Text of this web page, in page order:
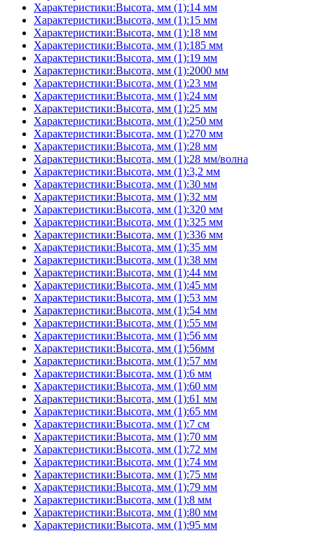
Характеристики:Высота, мм (1):14 мм
Характеристики:Высота, мм (1):15 мм
Характеристики:Высота, мм (1):18 мм
Характеристики:Высота, мм (1):185 мм
Характеристики:Высота, мм (1):19 мм
Характеристики:Высота, мм (1):2000 мм
Характеристики:Высота, мм (1):23 мм
Характеристики:Высота, мм (1):24 мм
Характеристики:Высота, мм (1):25 мм
Характеристики:Высота, мм (1):250 мм
Характеристики:Высота, мм (1):270 мм
Характеристики:Высота, мм (1):28 мм
Характеристики:Высота, мм (1):28 мм/волна
Характеристики:Высота, мм (1):3,2 мм
Характеристики:Высота, мм (1):30 мм
Характеристики:Высота, мм (1):32 мм
Характеристики:Высота, мм (1):320 мм
Характеристики:Высота, мм (1):325 мм
Характеристики:Высота, мм (1):336 мм
Характеристики:Высота, мм (1):35 мм
Характеристики:Высота, мм (1):38 мм
Характеристики:Высота, мм (1):44 мм
Характеристики:Высота, мм (1):45 мм
Характеристики:Высота, мм (1):53 мм
Характеристики:Высота, мм (1):54 мм
Характеристики:Высота, мм (1):55 мм
Характеристики:Высота, мм (1):56 мм
Характеристики:Высота, мм (1):56мм
Характеристики:Высота, мм (1):57 мм
Характеристики:Высота, мм (1):6 мм
Характеристики:Высота, мм (1):60 мм
Характеристики:Высота, мм (1):61 мм
Характеристики:Высота, мм (1):65 мм
Характеристики:Высота, мм (1):7 см
Характеристики:Высота, мм (1):70 мм
Характеристики:Высота, мм (1):72 мм
Характеристики:Высота, мм (1):74 мм
Характеристики:Высота, мм (1):75 мм
Характеристики:Высота, мм (1):79 мм
Характеристики:Высота, мм (1):8 мм
Характеристики:Высота, мм (1):80 мм
Характеристики:Высота, мм (1):95 мм